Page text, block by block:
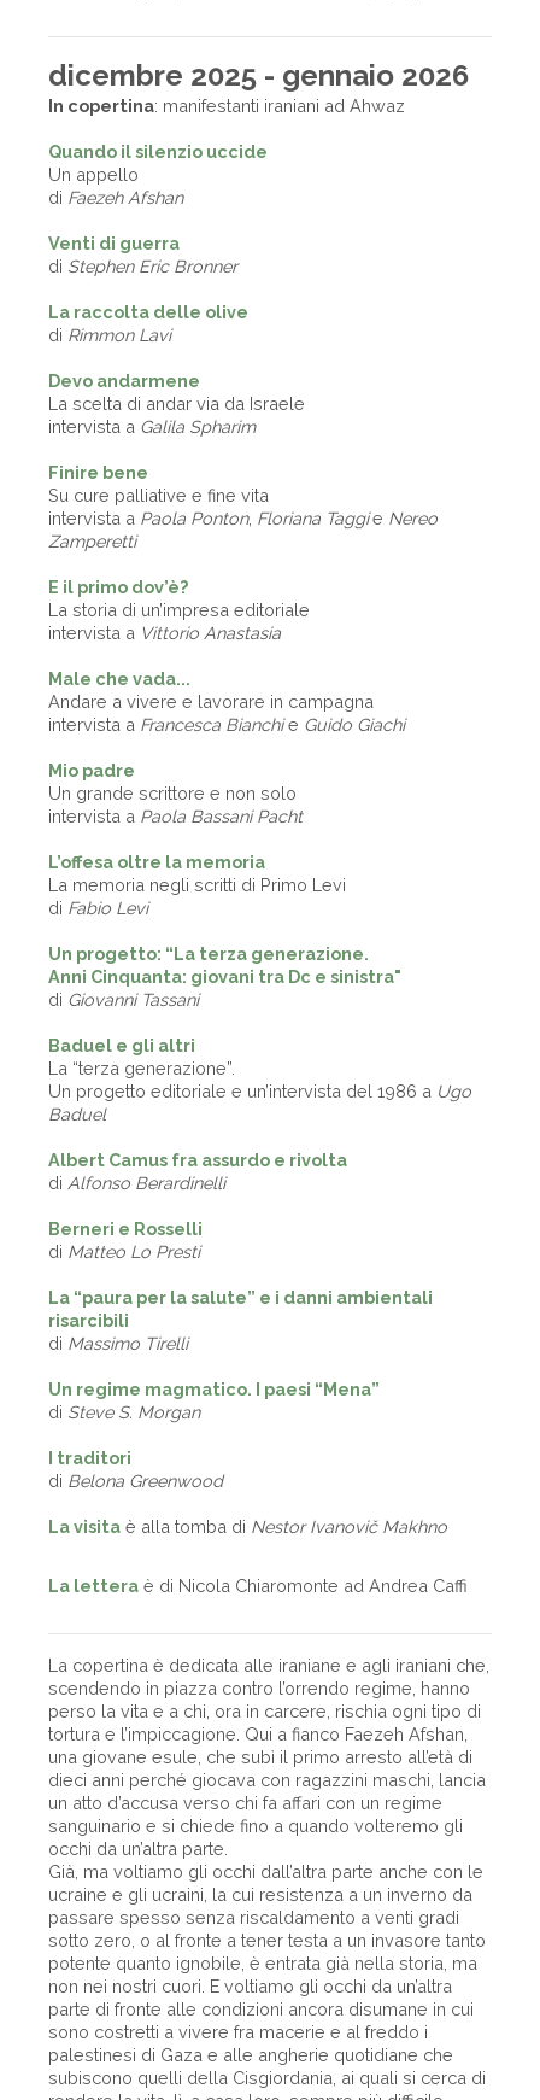
dicembre 2025 - gennaio 2026
In copertina: manifestanti iraniani ad Ahwaz
Quando il silenzio uccide
Un appello
di Faezeh Afshan
Venti di guerra
di Stephen Eric Bronner
La raccolta delle olive
di Rimmon Lavi
Devo andarmene
La scelta di andar via da Israele
intervista a Galila Spharim
Finire bene
Su cure palliative e fine vita
intervista a Paola Ponton, Floriana Taggie Nereo
Zamperetti
E il primo dov’è?
La storia di un’impresa editoriale
intervista a Vittorio Anastasia
Male che vada...
Andare a vivere e lavorare in campagna
intervista a Francesca Bianchie Guido Giachi
Mio padre
Un grande scrittore e non solo
intervista a Paola Bassani Pacht
L’offesa oltre la memoria
La memoria negli scritti di Primo Levi
di Fabio Levi
Un progetto: “La terza generazione.
Anni Cinquanta: giovani tra Dc e sinistra"
di Giovanni Tassani
Baduel e gli altri
La “terza generazione”.
Un progetto editoriale e un’intervista del 1986 a Ugo
Baduel
Albert Camus fra assurdo e rivolta
di Alfonso Berardinelli
Berneri e Rosselli
di Matteo Lo Presti
La “paura per la salute” e i danni ambientali
risarcibili
di Massimo Tirelli
Un regime magmatico. I paesi “Mena”
di Steve S. Morgan
I traditori
di Belona Greenwood
La visita è alla tomba di Nestor Ivanovič Makhno
La lettera è di Nicola Chiaromonte ad Andrea Caffi
La copertina è dedicata alle iraniane e agli iraniani che,
scendendo in piazza contro l’orrendo regime, hanno
perso la vita e a chi, ora in carcere, rischia ogni tipo di
tortura e l’impiccagione. Qui a fianco Faezeh Afshan,
una giovane esule, che subì il primo arresto all’età di
dieci anni perché giocava con ragazzini maschi, lancia
un atto d’accusa verso chi fa affari con un regime
sanguinario e si chiede fino a quando volteremo gli
occhi da un’altra parte.
Già, ma voltiamo gli occhi dall’altra parte anche con le
ucraine e gli ucraini, la cui resistenza a un inverno da
passare spesso senza riscaldamento a venti gradi
sotto zero, o al fronte a tener testa a un invasore tanto
potente quanto ignobile, è entrata già nella storia, ma
non nei nostri cuori. E voltiamo gli occhi da un’altra
parte di fronte alle condizioni ancora disumane in cui
sono costretti a vivere fra macerie e al freddo i
palestinesi di Gaza e alle angherie quotidiane che
subiscono quelli della Cisgiordania, ai quali si cerca di